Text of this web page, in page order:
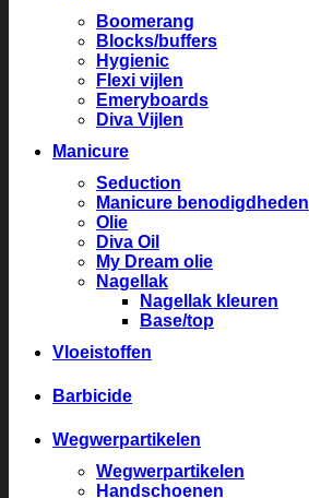
Boomerang
Blocks/buffers
Hygienic
Flexi vijlen
Emeryboards
Diva Vijlen
Manicure
Seduction
Manicure benodigdheden
Olie
Diva Oil
My Dream olie
Nagellak
Nagellak kleuren
Base/top
Vloeistoffen
Barbicide
Wegwerpartikelen
Wegwerpartikelen
Handschoenen